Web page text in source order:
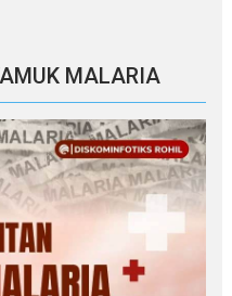
MALARIA